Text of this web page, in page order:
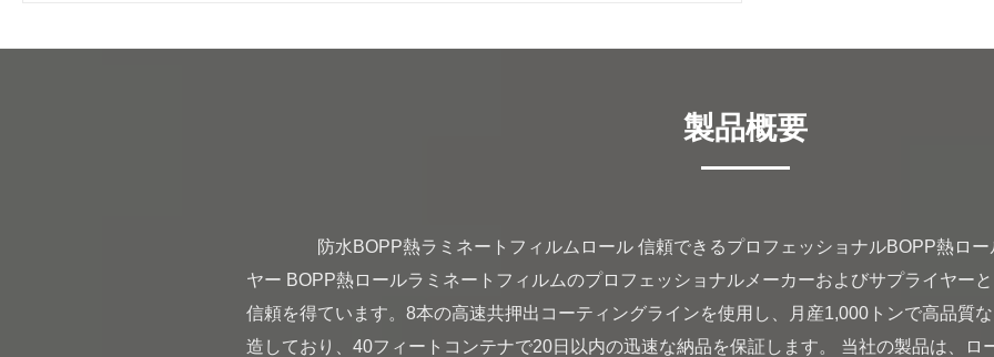
製品概要
ヤー BOPP熱ロールラミネートフィルムのプロフェッショナルメーカーおよびサプライヤー
信頼を得ています。8本の高速共押出コーティングラインを使用し、月産1,000トンで高品質
造しており、40フィートコンテナで20日以内の迅速な納品を保証します。 当社の製品は、ロ